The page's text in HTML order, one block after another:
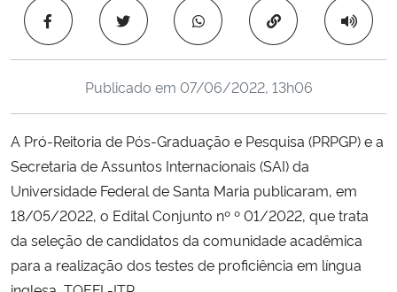
Ministério da Educação
Ministério de Minas e Energia
Ministério da Ciência, Tecnologia, Inovações e Comunicações
Ministério do Meio Ambiente
Copiar para área
Publicado em 07/06/2022, 13h06
A Pró-Reitoria de Pós-Graduação e Pesquisa (PRPGP) e a
Secretaria de Assuntos Internacionais (SAI) da
Universidade Federal de Santa Maria publicaram, em
18/05/2022, o Edital Conjunto nº º 01/2022, que trata
da seleção de candidatos da comunidade acadêmica
para a realização dos testes de proficiência em língua